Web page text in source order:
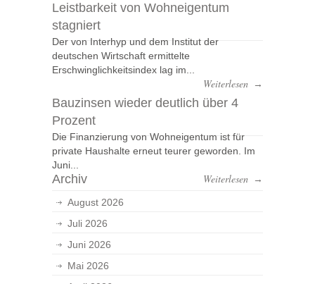
Leistbarkeit von Wohneigentum
stagniert
Der von Interhyp und dem Institut der
deutschen Wirtschaft ermittelte
Erschwinglichkeitsindex lag im...
Weiterlesen →
Bauzinsen wieder deutlich über 4
Prozent
Die Finanzierung von Wohneigentum ist für
private Haushalte erneut teurer geworden. Im
Juni...
Weiterlesen →
Archiv
August 2026
Juli 2026
Juni 2026
Mai 2026